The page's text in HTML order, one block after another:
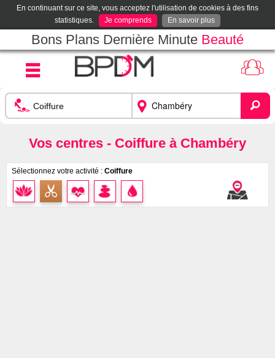
En continuant sur ce site, vous acceptez l'utilisation de cookies à des fins
statistiques.
Je comprends En savoir plus
Bons Plans Dernière Minute Beauté
Vos centres - Coiffure à Chambéry
Sélectionnez votre activité : Coiffure